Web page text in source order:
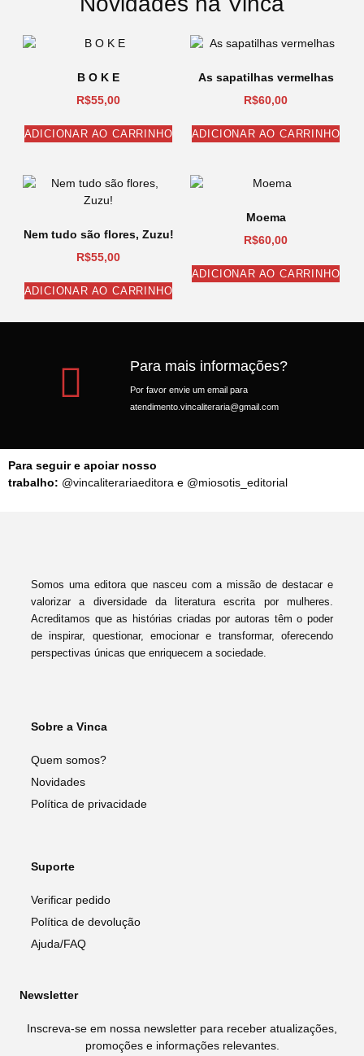
B O K E
R$55,00
ADICIONAR AO CARRINHO
As sapatilhas vermelhas
R$60,00
ADICIONAR AO CARRINHO
Nem tudo são flores, Zuzu!
R$55,00
ADICIONAR AO CARRINHO
Moema
R$60,00
ADICIONAR AO CARRINHO
Para mais informações?
Por favor envie um email para
atendimento.vincaliteraria@gmail.com
Para seguir e apoiar nosso
trabalho: @vincaliterariaeditora e @miosotis_editorial
Somos uma editora que nasceu com a missão de destacar e
valorizar a diversidade da literatura escrita por mulheres.
Acreditamos que as histórias criadas por autoras têm o poder
de inspirar, questionar, emocionar e transformar, oferecendo
perspectivas únicas que enriquecem a sociedade.
Sobre a Vinca
Quem somos?
Novidades
Política de privacidade
Suporte
Verificar pedido
Política de devolução
Ajuda/FAQ
Newsletter
Inscreva-se em nossa newsletter para receber atualizações,
promoções e informações relevantes.